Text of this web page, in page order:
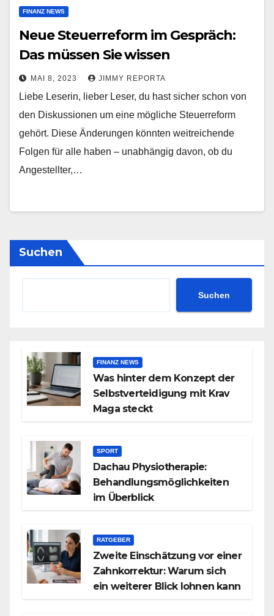
FINANZ NEWS
Neue Steuerreform im Gespräch:
Das müssen Sie wissen
MAI 8, 2023 JIMMY REPORTA
Liebe Leserin, lieber Leser, du hast sicher schon von
den Diskussionen um eine mögliche Steuerreform
gehört. Diese Änderungen könnten weitreichende
Folgen für alle haben – unabhängig davon, ob du
Angestellter,…
Suchen
Suchen
FINANZ NEWS
Was hinter dem Konzept der
Selbstverteidigung mit Krav
Maga steckt
SPORT
Dachau Physiotherapie:
Behandlungsmöglichkeiten
im Überblick
RATGEBER
Zweite Einschätzung vor einer
Zahnkorrektur: Warum sich
ein weiterer Blick lohnen kann